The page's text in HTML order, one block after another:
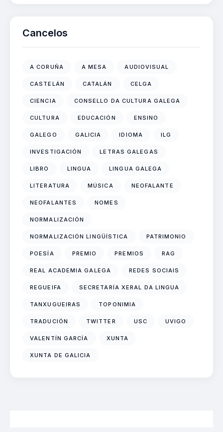
Cancelos
A CORUÑA A MESA AUDIOVISUAL
CASTELÁN CATALÁN CELGA
CIENCIA CONSELLO DA CULTURA GALEGA
CULTURA EDUCACIÓN ENSINO
GALEGO GALICIA IDIOMA ILG
INVESTIGACIÓN LETRAS GALEGAS
LIBRO LINGUA LINGUA GALEGA
LITERATURA MÚSICA NEOFALANTE
NEOFALANTES NOMES
NORMALIZACIÓN
NORMALIZACIÓN LINGÜÍSTICA PATRIMONIO
POESÍA PREMIO PREMIOS RAG
REAL ACADEMIA GALEGA REDES SOCIAIS
REGUEIFA SECRETARÍA XERAL DA LINGUA
TANXUGUEIRAS TOPONIMIA
TRADUCIÓN TWITTER USC UVIGO
VALENTÍN GARCÍA XUNTA
XUNTA DE GALICIA